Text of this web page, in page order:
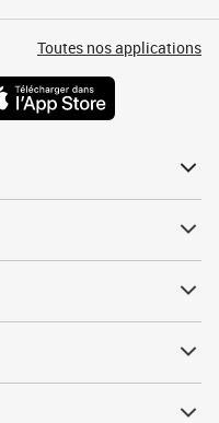
Toutes nos applications